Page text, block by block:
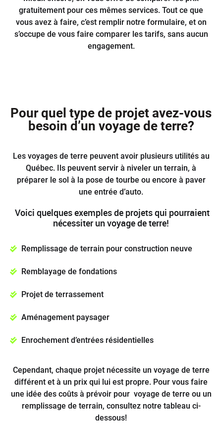
gratuitement pour ces mêmes services. Tout ce que
vous avez à faire, c’est remplir notre formulaire, et on
s’occupe de vous faire comparer les tarifs, sans aucun
engagement.
Pour quel type de projet avez-vous
besoin d’un voyage de terre?
Les voyages de terre peuvent avoir plusieurs utilités au
Québec. Ils peuvent servir à niveler un terrain, à
préparer le sol à la pose de tourbe ou encore à paver
une entrée d’auto.
Voici quelques exemples de projets qui pourraient
nécessiter un voyage de terre!
Remplissage de terrain pour construction neuve
Remblayage de fondations
Projet de terrassement
Aménagement paysager
Enrochement d’entrées résidentielles
Cependant, chaque projet nécessite un voyage de terre
différent et à un prix qui lui est propre. Pour vous faire
une idée des coûts à prévoir pour voyage de terre ou un
remplissage de terrain, consultez notre tableau ci-
dessous!